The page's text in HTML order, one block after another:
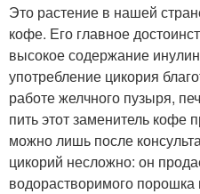
Это растение в нашей
кофе. Его главное
высокое содержание
употребление цикория
работе желчного пузыря,
пить этот заменитель кофе
можно лишь после
цикорий несложно: он
водорастворимого порошка